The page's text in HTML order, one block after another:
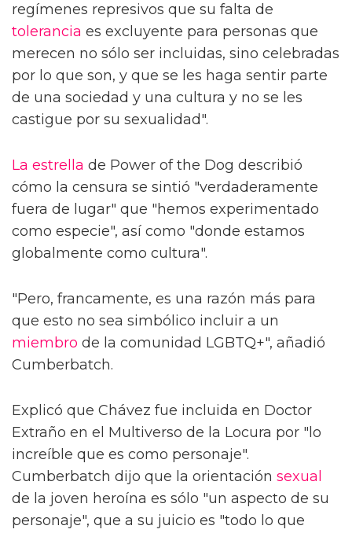
regímenes represivos que su falta de
tolerancia es excluyente para personas que
merecen no sólo ser incluidas, sino celebradas
por lo que son, y que se les haga sentir parte
de una sociedad y una cultura y no se les
castigue por su sexualidad".
La estrella de Power of the Dog describió
cómo la censura se sintió "verdaderamente
fuera de lugar" que "hemos experimentado
como especie", así como "donde estamos
globalmente como cultura".
"Pero, francamente, es una razón más para
que esto no sea simbólico incluir a un
miembro de la comunidad LGBTQ+", añadió
Cumberbatch.
Explicó que Chávez fue incluida en Doctor
Extraño en el Multiverso de la Locura por "lo
increíble que es como personaje".
Cumberbatch dijo que la orientación sexual
de la joven heroína es sólo "un aspecto de su
personaje", que a su juicio es "todo lo que